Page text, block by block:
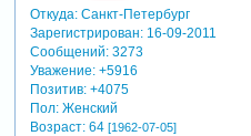
Откуда:Санкт-Петербург
Зарегистрирован: 16-09-2011
Сообщений:3273
Уважение: +5916
Позитив: +4075
Пол:Женский
Возраст:64 [1962-07-05]